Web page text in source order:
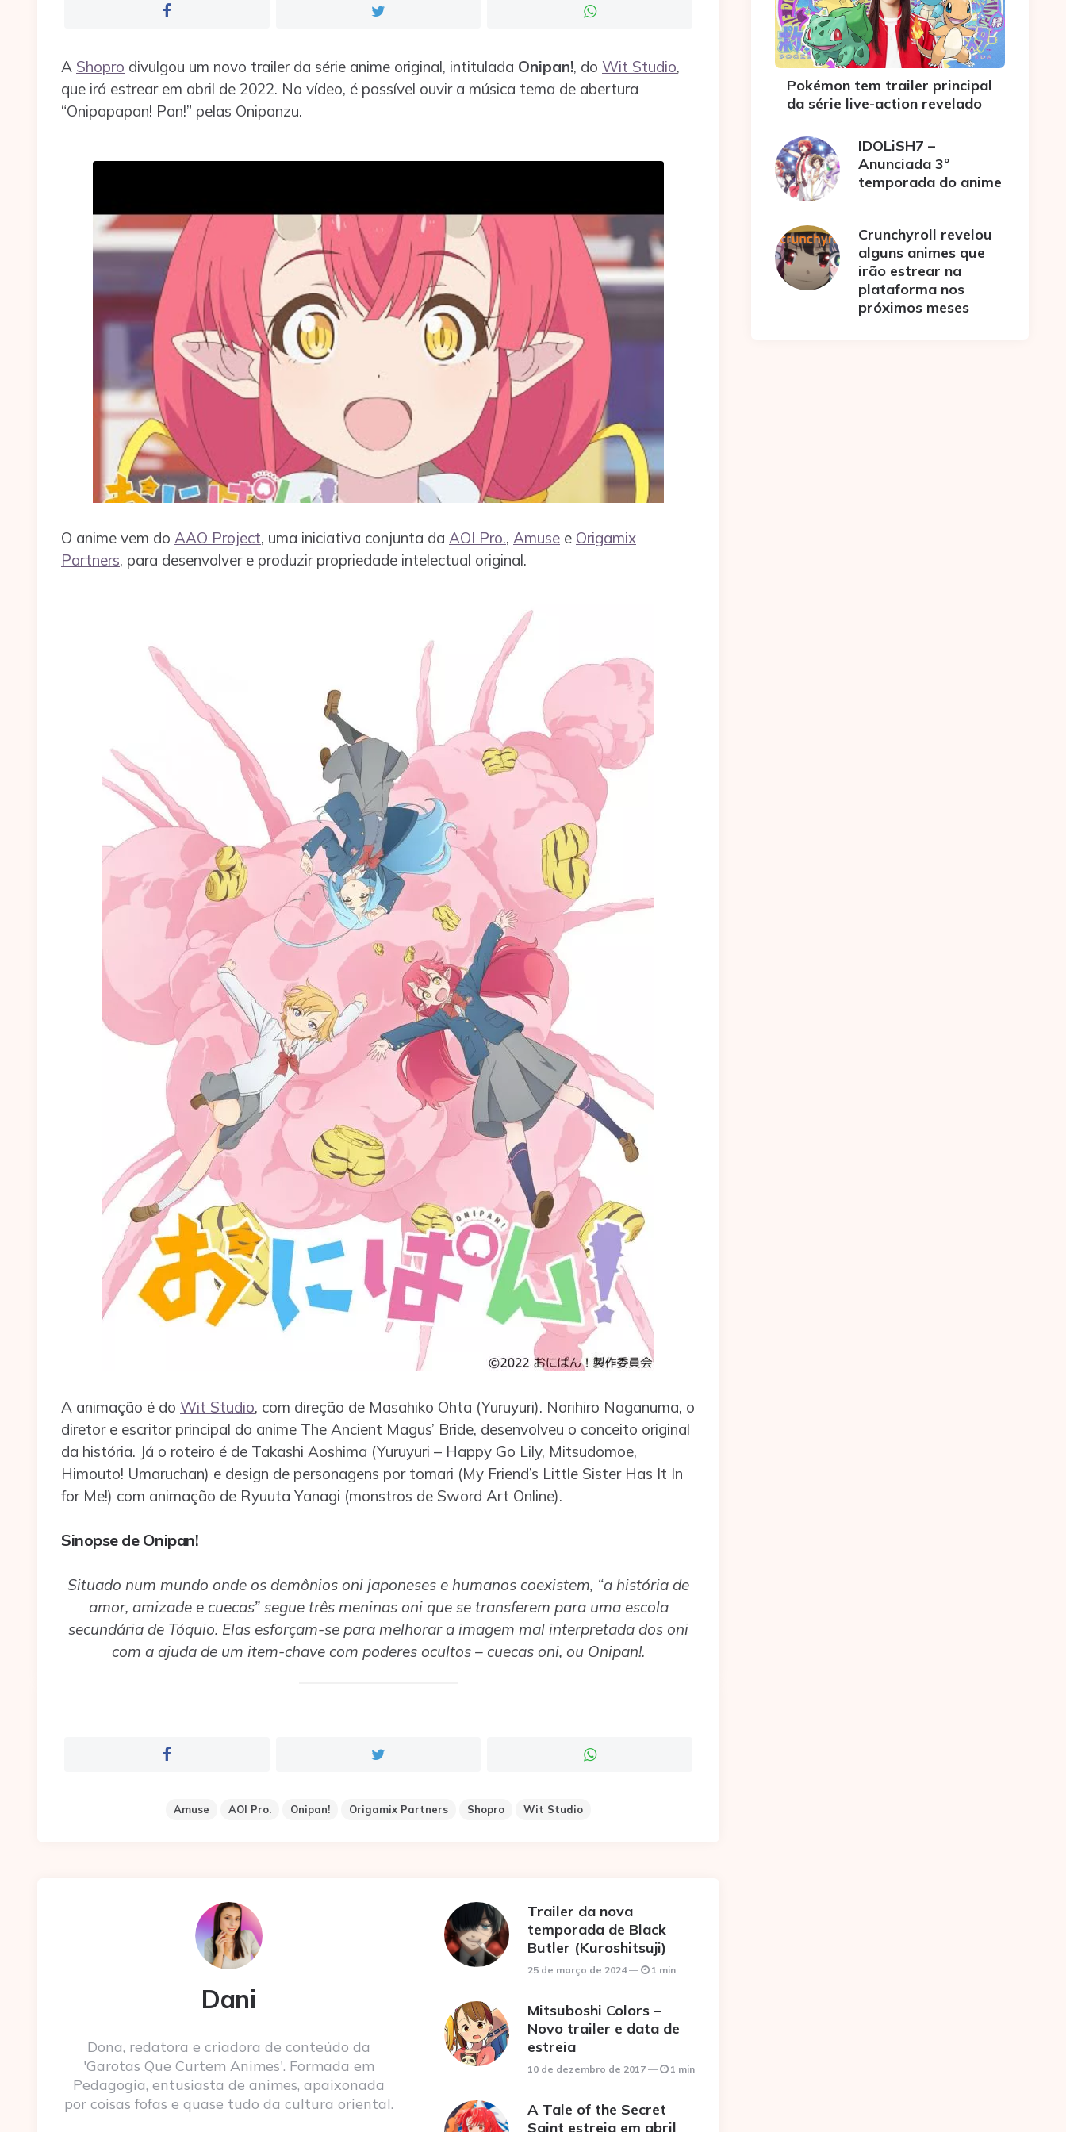
A Shopro divulgou um novo trailer da série anime original, intitulada Onipan!, do Wit Studio,
que irá estrear em abril de 2022. No vídeo, é possível ouvir a música tema de abertura
“Onipapapan! Pan!” pelas Onipanzu.
O anime vem do AAO Project, uma iniciativa conjunta da AOI Pro., Amuse e Origamix
Partners, para desenvolver e produzir propriedade intelectual original.
A animação é do Wit Studio, com direção de Masahiko Ohta (Yuruyuri). Norihiro Naganuma, o
diretor e escritor principal do anime The Ancient Magus’ Bride, desenvolveu o conceito original
da história. Já o roteiro é de Takashi Aoshima (Yuruyuri – Happy Go Lily, Mitsudomoe,
Himouto! Umaruchan) e design de personagens por tomari (My Friend’s Little Sister Has It In
for Me!) com animação de Ryuuta Yanagi (monstros de Sword Art Online).
Sinopse de Onipan!
Situado num mundo onde os demônios oni japoneses e humanos coexistem, “a história de
amor, amizade e cuecas” segue três meninas oni que se transferem para uma escola
secundária de Tóquio. Elas esforçam-se para melhorar a imagem mal interpretada dos oni
com a ajuda de um item-chave com poderes ocultos – cuecas oni, ou Onipan!.
Amuse AOI Pro. Onipan! Origamix Partners Shopro Wit Studio
Dani
Dona, redatora e criadora de conteúdo da
'Garotas Que Curtem Animes'. Formada em
Pedagogia, entusiasta de animes, apaixonada
por coisas fofas e quase tudo da cultura oriental.
Trailer da nova
temporada de Black
Butler (Kuroshitsuji)
25 de março de 2024 1 min
Mitsuboshi Colors –
Novo trailer e data de
estreia
10 de dezembro de 2017 1 min
A Tale of the Secret
Saint estreia em abril
Pokémon tem trailer principal
da série live-action revelado
IDOLiSH7 –
Anunciada 3º
temporada do anime
Crunchyroll revelou
alguns animes que
irão estrear na
plataforma nos
próximos meses